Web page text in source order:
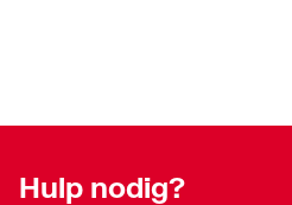
Hulp nodig?